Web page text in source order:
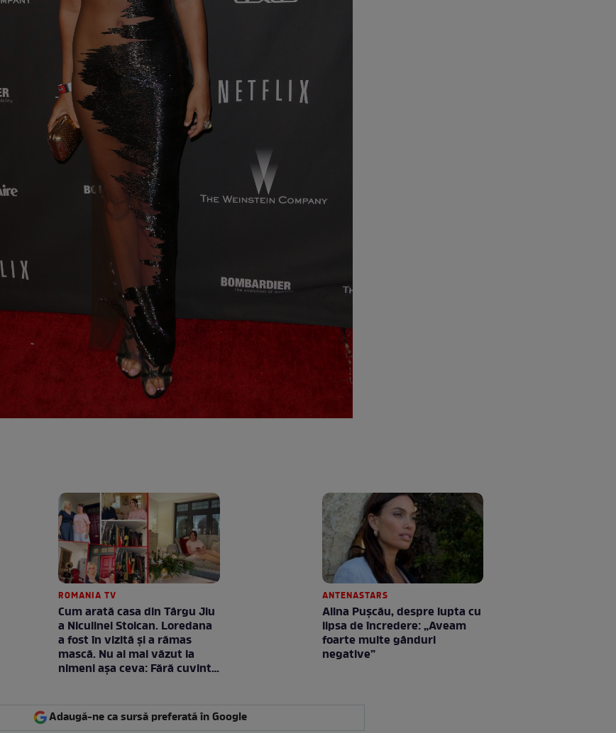
ROMANIA TV
Cum arată casa din Târgu Jiu
a Niculinei Stoican. Loredana
a fost în vizită și a rămas
mască. Nu ai mai văzut la
nimeni așa ceva: Fără cuvinte
ANTENASTARS
Alina Pușcău, despre lupta cu
lipsa de încredere: „Aveam
foarte multe gânduri
negative”
Adaugă-ne ca sursă preferată în Google